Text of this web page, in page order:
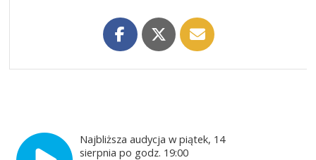
Najbliższa audycja w piątek, 14
sierpnia po godz. 19:00